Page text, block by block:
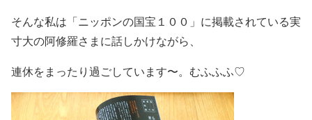
そんな私は「ニッポンの国宝１００」に掲載されている実
寸大の阿修羅さまに話しかけながら、
連休をまったり過ごしています〜。むふふふ♡